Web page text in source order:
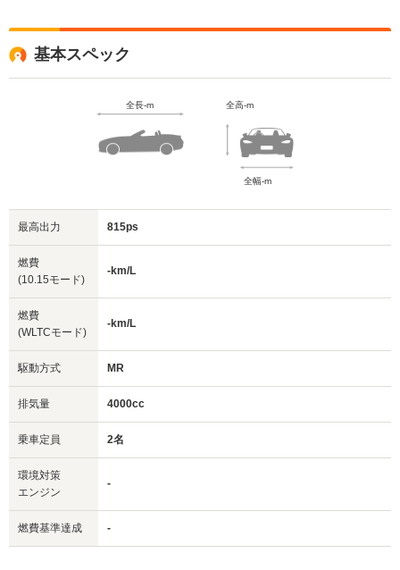
基本スペック
全長-m 全高-m
全幅-m
最高出力 815ps
燃費
(10.15モード)
-km/L
燃費
(WLTCモード)
-km/L
駆動方式 MR
排気量 4000cc
乗車定員 2名
環境対策
エンジン
-
燃費基準達成 -